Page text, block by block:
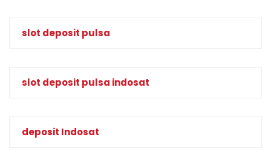
slot deposit pulsa
slot deposit pulsa indosat
deposit Indosat